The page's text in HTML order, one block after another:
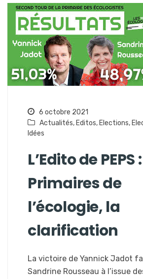
6 octobre 2021
Actualités, Editos, Elections,
Idées
L’Edito de PEPS :
Primaires de
l’écologie, la
clarification
La victoire de Yannick Jadot
Sandrine Rousseau à l’issue